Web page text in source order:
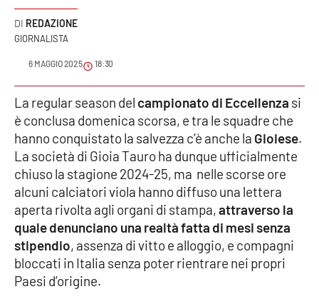
Podcast
VIDEO
Ambiente
Cronaca
Cultura
Economia e Lavoro
REDAZIONE
GIORNALISTA
6 MAGGIO 2025 18:30
La regular season del campionato di Eccellenza si
è conclusa domenica scorsa, e tra le squadre che
hanno conquistato la salvezza c’è anche la Gioiese.
La società di Gioia Tauro ha dunque ufficialmente
chiuso la stagione 2024-25, ma nelle scorse ore
alcuni calciatori viola hanno diffuso una lettera
aperta rivolta agli organi di stampa,attraverso la
quale denunciano una realtà fatta di mesi senza
stipendio, assenza di vitto e alloggio, e compagni
bloccati in Italia senza poter rientrare nei propri
Paesi d’origine.